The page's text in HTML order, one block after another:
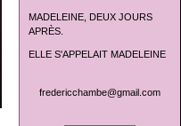
MADELEINE, DEUX JOURS
APRÈS.
ELLE S'APPELAIT MADELEINE
fredericchambe@gmail.com